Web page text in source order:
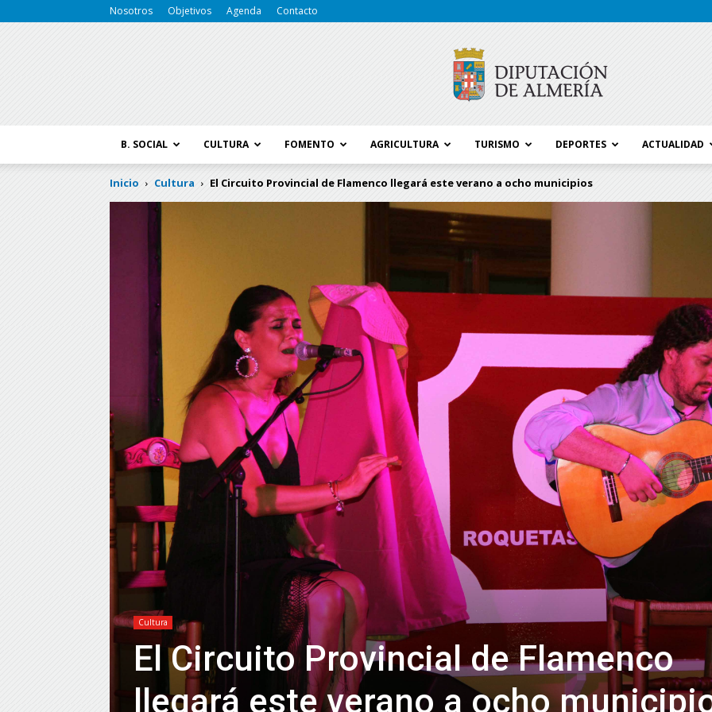
Nosotros Objetivos Agenda Contacto
de
Almería
B. SOCIAL CULTURA FOMENTO AGRICULTURA TURISMO DEPORTES ACTUALIDAD
Inicio Cultura El Circuito Provincial de Flamenco llegará este verano a ocho municipios
Cultura
El Circuito Provincial de Flamenco
llegará este verano a ocho